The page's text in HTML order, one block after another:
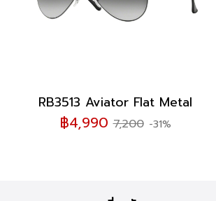
RB3513 Aviator Flat Metal
฿4,9907,200 -31%